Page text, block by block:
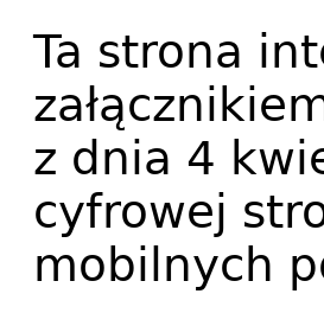
Ta strona
z dnia 4
cyfrowej
mobilnych